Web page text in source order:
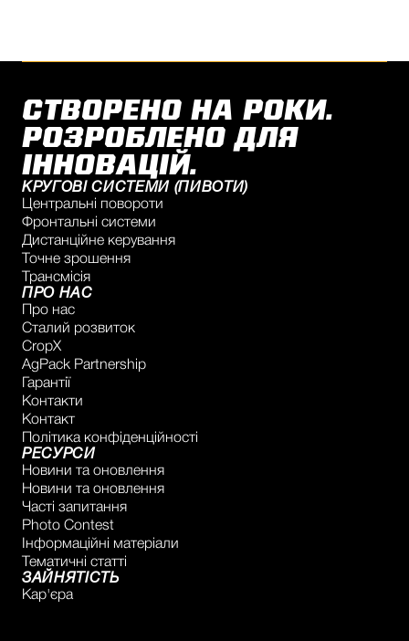
СТВОРЕНО НА РОКИ.
РОЗРОБЛЕНО ДЛЯ
ІННОВАЦІЙ.
КРУГОВІ СИСТЕМИ (ПИВОТИ)
Центральні повороти
Фронтальні системи
Дистанційне керування
Точне зрошення
Трансмісія
ПРО НАС
Про нас
Сталий розвиток
CropX
AgPack Partnership
Гарантії
Контакти
Контакт
Політика конфіденційності
РЕСУРСИ
Новини та оновлення
Новини та оновлення
Часті запитання
Photo Contest
Інформаційні матеріали
Тематичні статті
ЗАЙНЯТІСТЬ
Кар'єра